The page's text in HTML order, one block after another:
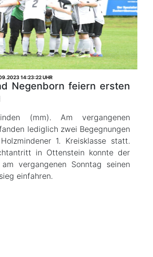
14:23:22 UHR
Negenborn feiern ersten
(mm). Am vergangenen
lediglich zwei Begegnungen
1. Kreisklasse statt.
in Ottenstein konnte der
vergangenen Sonntag seinen
einfahren.